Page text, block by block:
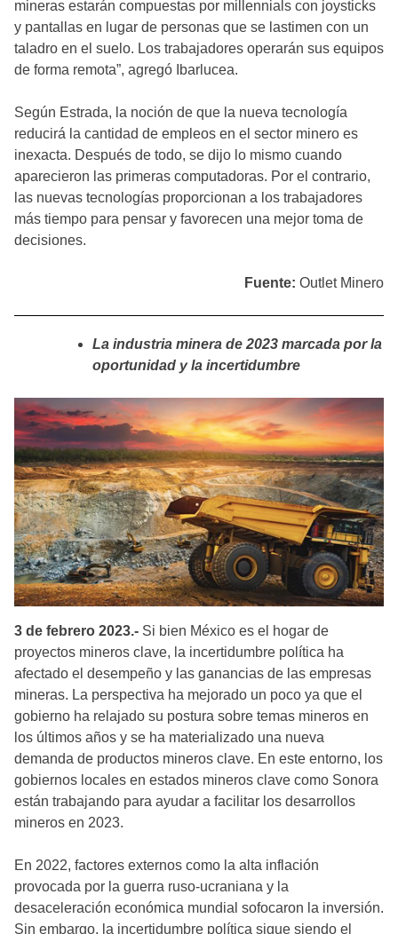
mineras estarán compuestas por millennials con joysticks
y pantallas en lugar de personas que se lastimen con un
taladro en el suelo. Los trabajadores operarán sus equipos
de forma remota”, agregó Ibarlucea.
Según Estrada, la noción de que la nueva tecnología
reducirá la cantidad de empleos en el sector minero es
inexacta. Después de todo, se dijo lo mismo cuando
aparecieron las primeras computadoras. Por el contrario,
las nuevas tecnologías proporcionan a los trabajadores
más tiempo para pensar y favorecen una mejor toma de
decisiones.
Fuente: Outlet Minero
La industria minera de 2023 marcada por la
oportunidad y la incertidumbre
3 de febrero 2023.- Si bien México es el hogar de
proyectos mineros clave, la incertidumbre política ha
afectado el desempeño y las ganancias de las empresas
mineras. La perspectiva ha mejorado un poco ya que el
gobierno ha relajado su postura sobre temas mineros en
los últimos años y se ha materializado una nueva
demanda de productos mineros clave. En este entorno, los
gobiernos locales en estados mineros clave como Sonora
están trabajando para ayudar a facilitar los desarrollos
mineros en 2023.
En 2022, factores externos como la alta inflación
provocada por la guerra ruso-ucraniana y la
desaceleración económica mundial sofocaron la inversión.
Sin embargo, la incertidumbre política sigue siendo el